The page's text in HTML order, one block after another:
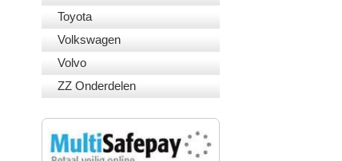
Toyota
Volkswagen
Volvo
ZZ Onderdelen